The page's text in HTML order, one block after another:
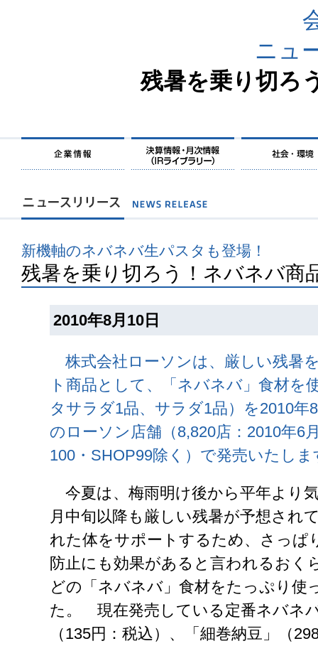
ニュ
残暑を乗り切ろ
新機軸のネバネバ生パスタも登場！
残暑を乗り切ろう！ネバネバ商
2010年8月10日
株式会社ローソンは、厳しい残暑
ト商品として、「ネバネバ」食材を
タサラダ1品、サラダ1品）を2010年
のローソン店舗（8,820店：2010年6
100・SHOP99除く）で発売いたしま
今夏は、梅雨明け後から平年より
月中旬以降も厳しい残暑が予想され
れた体をサポートするため、さっぱ
防止にも効果があると言われるおく
どの「ネバネバ」食材をたっぷり使
た。 現在発売している定番ネバネ
（135円：税込）、「細巻納豆」（